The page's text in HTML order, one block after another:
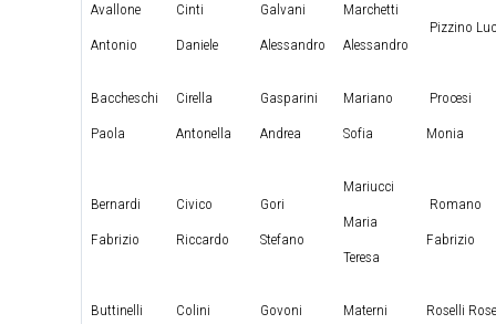
Avallone
Antonio
Cinti
Daniele
Galvani
Alessandro
Marchetti
Alessandro
Pizzino
Baccheschi
Paola
Cirella
Antonella
Gasparini
Andrea
Mariano
Sofia
Procesi
Monia
Bernardi
Fabrizio
Civico
Riccardo
Gori
Stefano
Mariucci
Maria
Teresa
Romano
Fabrizio
Buttinelli Colini Govoni Materni Roselli